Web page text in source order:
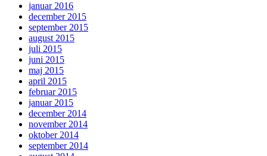
januar 2016
december 2015
september 2015
august 2015
juli 2015
juni 2015
maj 2015
april 2015
februar 2015
januar 2015
december 2014
november 2014
oktober 2014
september 2014